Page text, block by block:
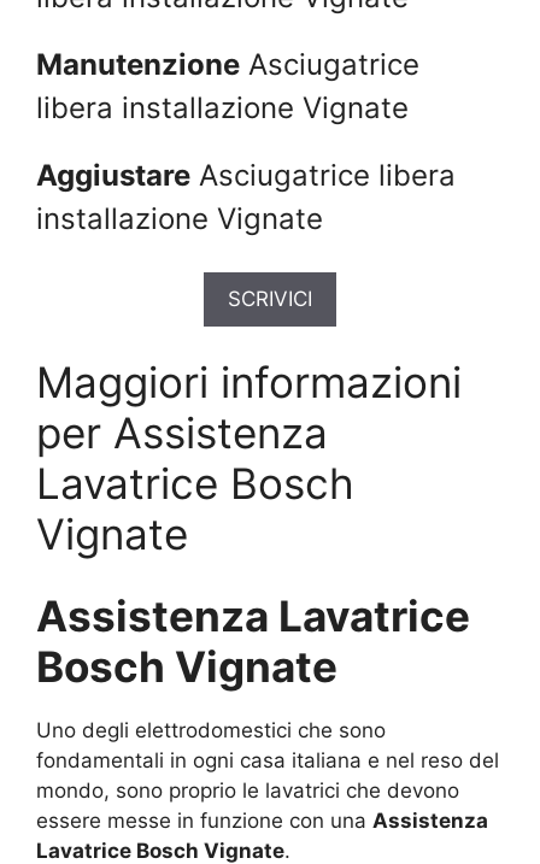
Manutenzione Asciugatrice
libera installazione Vignate
Aggiustare Asciugatrice libera
installazione Vignate
SCRIVICI
Maggiori informazioni
per Assistenza
Lavatrice Bosch
Vignate
Assistenza Lavatrice
Bosch Vignate
Uno degli elettrodomestici che sono
fondamentali in ogni casa italiana e nel reso del
mondo, sono proprio le lavatrici che devono
essere messe in funzione con una Assistenza
Lavatrice Bosch Vignate.